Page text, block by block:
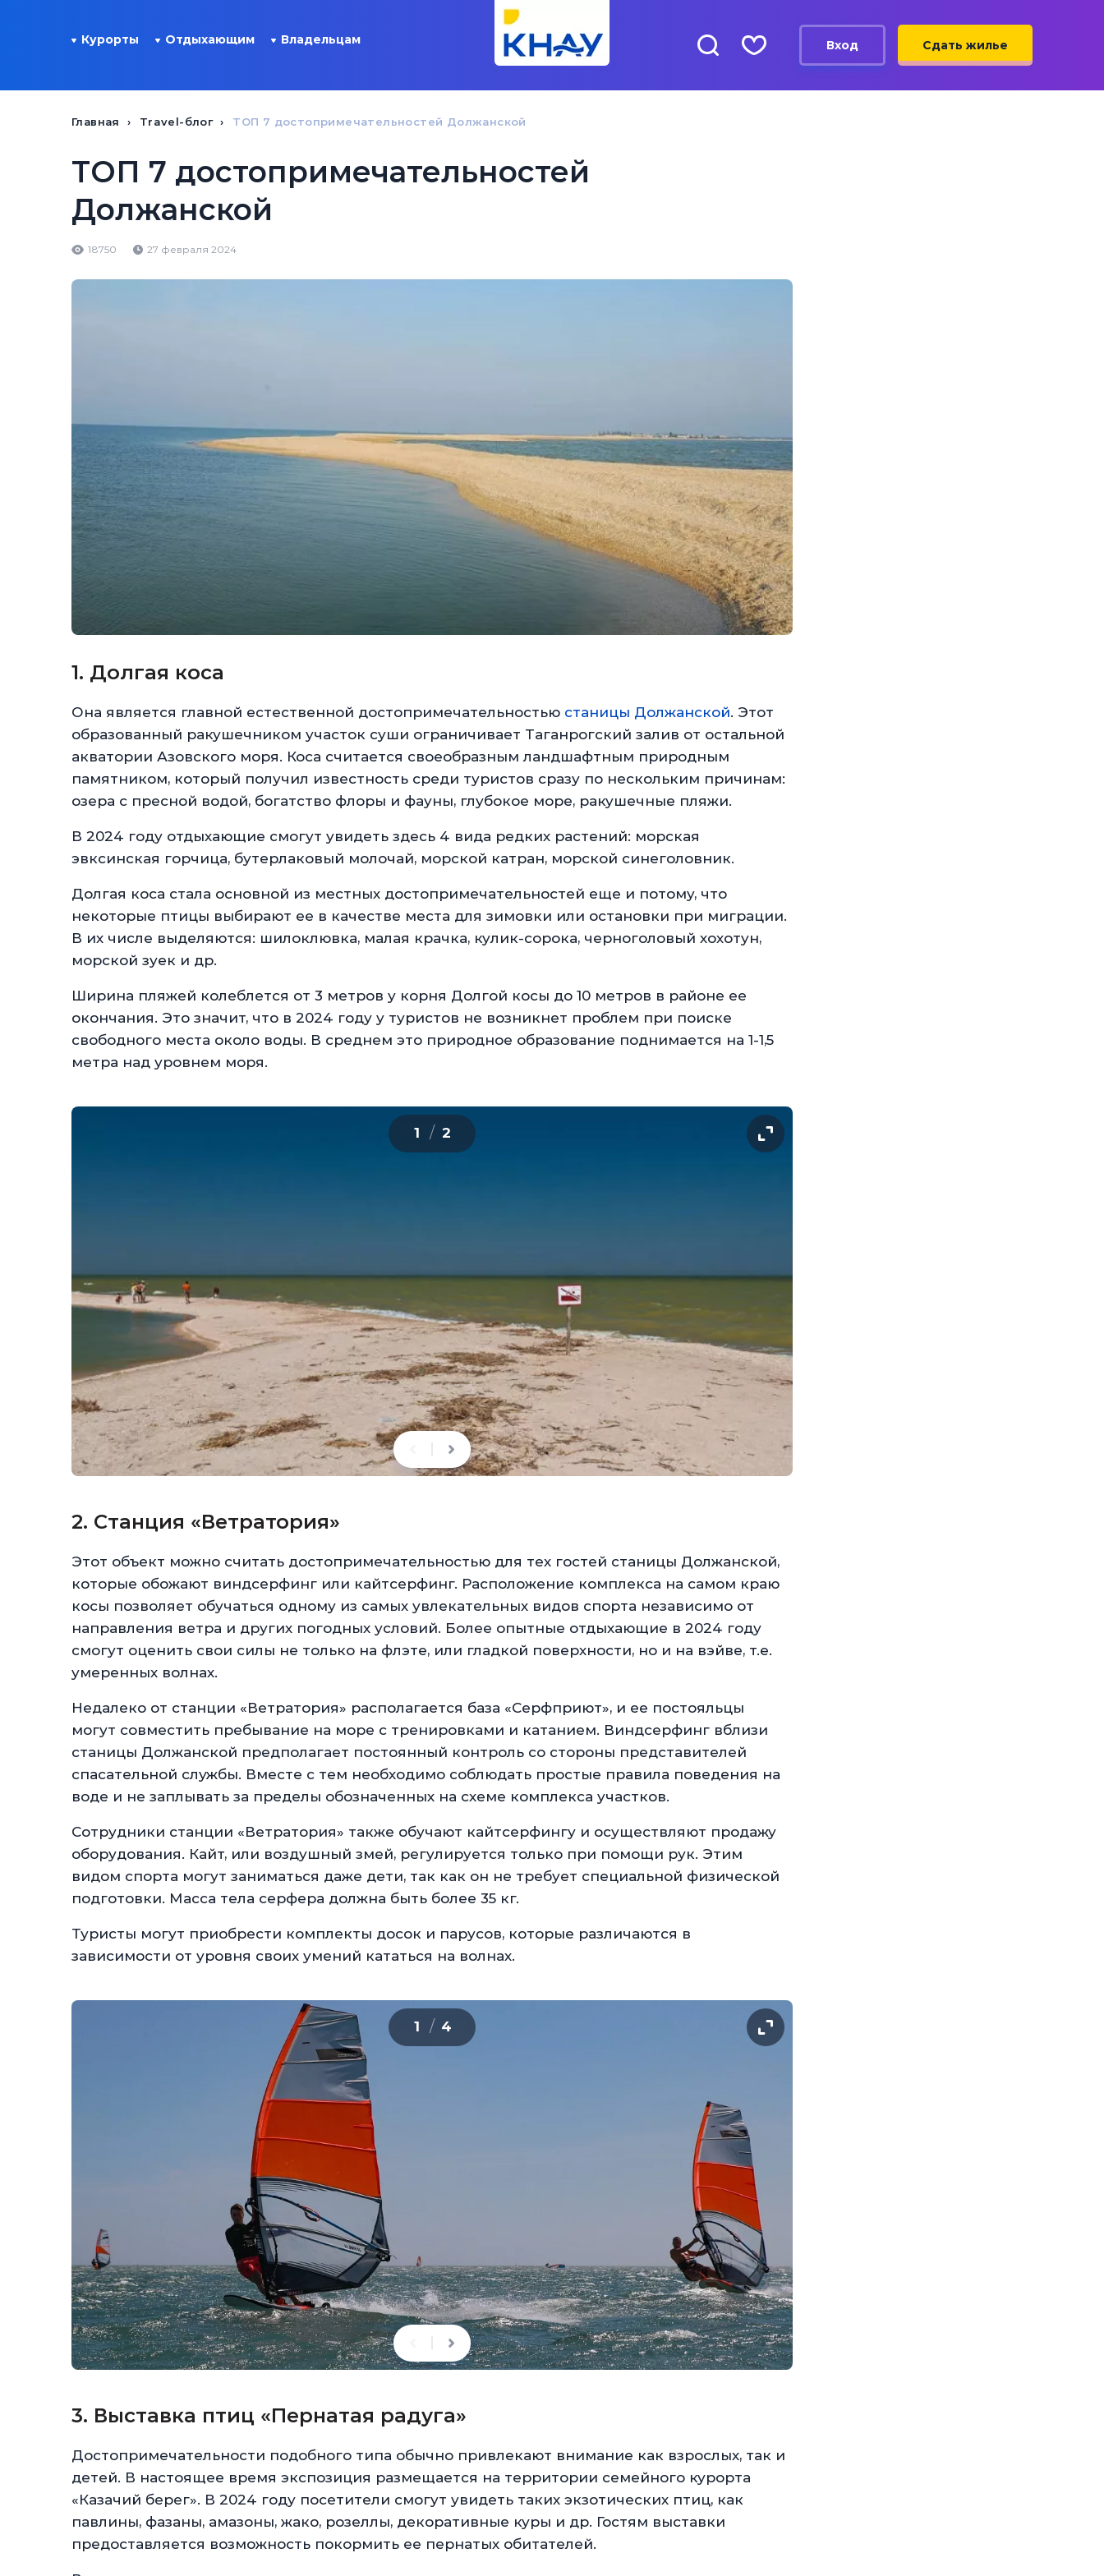
Курорты Отдыхающим Владельцам Вход Сдать жилье
Главная Travel-блог ТОП 7 достопримечательностей Должанской
ТОП 7 достопримечательностей
Должанской
18750 27 февраля 2024
1. Долгая коса
Она является главной естественной достопримечательностью станицы Должанской. Этот
образованный ракушечником участок суши ограничивает Таганрогский залив от остальной
акватории Азовского моря. Коса считается своеобразным ландшафтным природным
памятником, который получил известность среди туристов сразу по нескольким причинам:
озера с пресной водой, богатство флоры и фауны, глубокое море, ракушечные пляжи.
В 2024 году отдыхающие смогут увидеть здесь 4 вида редких растений: морская
эвксинская горчица, бутерлаковый молочай, морской катран, морской синеголовник.
Долгая коса стала основной из местных достопримечательностей еще и потому, что
некоторые птицы выбирают ее в качестве места для зимовки или остановки при миграции.
В их числе выделяются: шилоклювка, малая крачка, кулик-сорока, черноголовый хохотун,
морской зуек и др.
Ширина пляжей колеблется от 3 метров у корня Долгой косы до 10 метров в районе ее
окончания. Это значит, что в 2024 году у туристов не возникнет проблем при поиске
свободного места около воды. В среднем это природное образование поднимается на 1-1,5
метра над уровнем моря.
1 / 2
2. Станция «Ветратория»
Этот объект можно считать достопримечательностью для тех гостей станицы Должанской,
которые обожают виндсерфинг или кайтсерфинг. Расположение комплекса на самом краю
косы позволяет обучаться одному из самых увлекательных видов спорта независимо от
направления ветра и других погодных условий. Более опытные отдыхающие в 2024 году
смогут оценить свои силы не только на флэте, или гладкой поверхности, но и на вэйве, т.е.
умеренных волнах.
Недалеко от станции «Ветратория» располагается база «Серфприют», и ее постояльцы
могут совместить пребывание на море с тренировками и катанием. Виндсерфинг вблизи
станицы Должанской предполагает постоянный контроль со стороны представителей
спасательной службы. Вместе с тем необходимо соблюдать простые правила поведения на
воде и не заплывать за пределы обозначенных на схеме комплекса участков.
Сотрудники станции «Ветратория» также обучают кайтсерфингу и осуществляют продажу
оборудования. Кайт, или воздушный змей, регулируется только при помощи рук. Этим
видом спорта могут заниматься даже дети, так как он не требует специальной физической
подготовки. Масса тела серфера должна быть более 35 кг.
Туристы могут приобрести комплекты досок и парусов, которые различаются в
зависимости от уровня своих умений кататься на волнах.
1 / 4
3. Выставка птиц «Пернатая радуга»
Достопримечательности подобного типа обычно привлекают внимание как взрослых, так и
детей. В настоящее время экспозиция размещается на территории семейного курорта
«Казачий берег». В 2024 году посетители смогут увидеть таких экзотических птиц, как
павлины, фазаны, амазоны, жако, розеллы, декоративные куры и др. Гостям выставки
предоставляется возможность покормить ее пернатых обитателей.